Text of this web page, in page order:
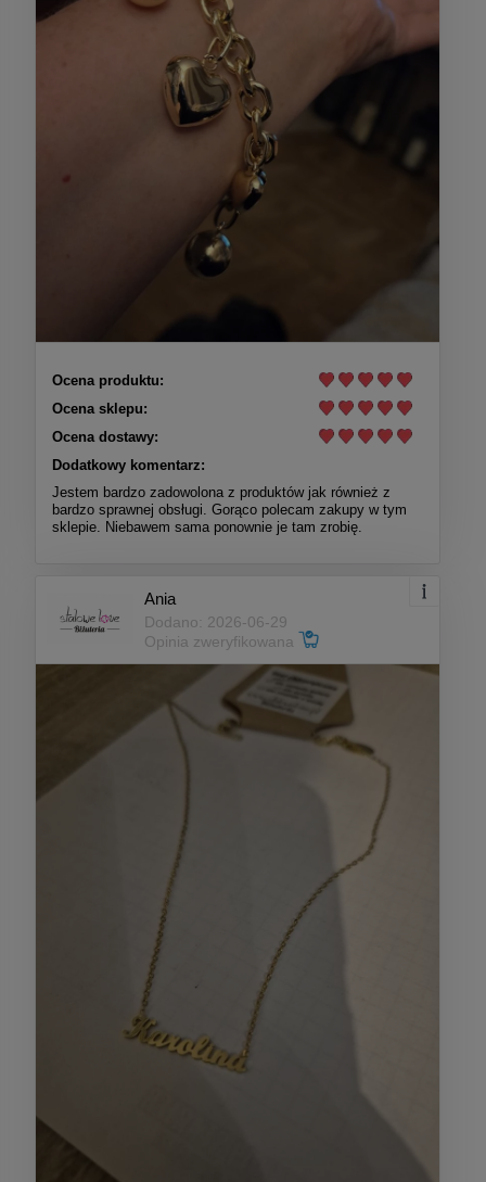
Ocena produktu:
Ocena sklepu:
Ocena dostawy:
Dodatkowy komentarz:
Jestem bardzo zadowolona z produktów jak również z
bardzo sprawnej obsługi. Gorąco polecam zakupy w tym
sklepie. Niebawem sama ponownie je tam zrobię.
Ania
Dodano: 2026-06-29
Opinia zweryfikowana